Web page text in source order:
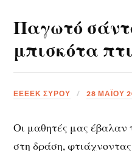
Παγωτό
μπισκότα
ΕΕΕΕΚ ΣΥΡΟΥ 28 ΜΑΪ́ΟΥ
Οι μαθητές μας έβαλαν
στη δράση,